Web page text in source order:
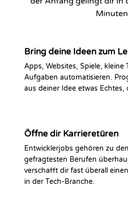
Bring deine Ideen zum
Apps, Websites, Spiele, kleine
Aufgaben automatisieren.
aus deiner Idee etwas
Öffne dir Karrieretüren
Entwicklerjobs gehören zu
gefragtesten Berufen
verschafft dir fast überall
in der Tech-Branche.